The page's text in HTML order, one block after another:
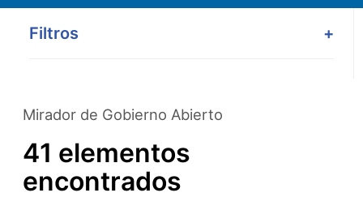
Filtros +
Mirador de Gobierno Abierto
41 elementos
encontrados